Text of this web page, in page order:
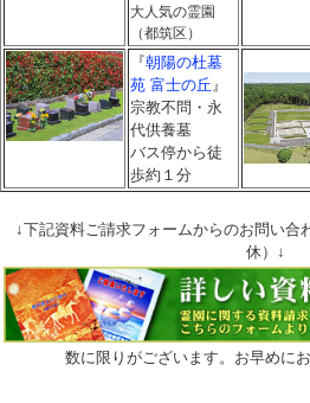
大人気の霊園
（都筑区）
『朝陽の杜墓
苑 富士の丘 』
宗教不問・永
代供養墓
バス停から徒
歩約１分
↓下記資料ご請求フォームからのお問い合
休）↓
数に限りがございます。お早めに